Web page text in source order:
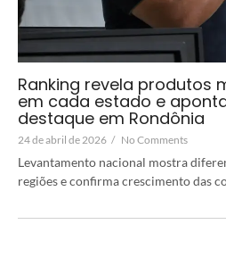
Ranking revela produtos
em cada estado e
destaque em Rondônia
24 de abril de 2026 / No Comments
Levantamento nacional mostra
regiões e confirma crescimento das